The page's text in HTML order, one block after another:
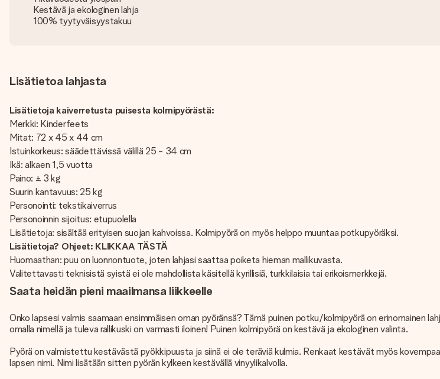
Kestävä ja ekologinen lahja
100% tyytyväisyystakuu
Lisätietoa lahjasta
Lisätietoja kaiverretusta puisesta kolmipyörästä:
Merkki: Kinderfeets
Mitat: 72 x 45 x 44 cm
Istuinkorkeus: säädettävissä välillä 25 - 34 cm
Ikä: alkaen 1,5 vuotta
Paino: ± 3 kg
Suurin kantavuus: 25 kg
Personointi: tekstikaiverrus
Personoinnin sijoitus: etupuolella
Lisätietoja: sisältää erityisen suojan kahvoissa. Kolmipyörä on myös helppo muuntaa potkupyöräksi.
Lisätietoja? Ohjeet: KLIKKAA TÄSTÄ
Huomaathan: puu on luonnontuote, joten lahjasi saattaa poiketa hieman mallikuvasta.
Valitettavasti teknisistä syistä ei ole mahdollista käsitellä kyrillisiä, turkkilaisia tai erikoismerkkejä.
Saata heidän pieni maailmansa liikkeelle
Onko lapsesi valmis saamaan ensimmäisen oman pyöränsä? Tämä puinen potku/kolmipyörä on erinomainen
omalla nimellä ja tuleva rallikuski on varmasti iloinen! Puinen kolmipyörä on kestävä ja ekologinen valinta.
Pyörä on valmistettu kestävästä pyökkipuusta ja siinä ei ole teräviä kulmia. Renkaat kestävät myös
lapsen nimi. Nimi lisätään sitten pyörän kylkeen kestävällä vinyylikalvolla.